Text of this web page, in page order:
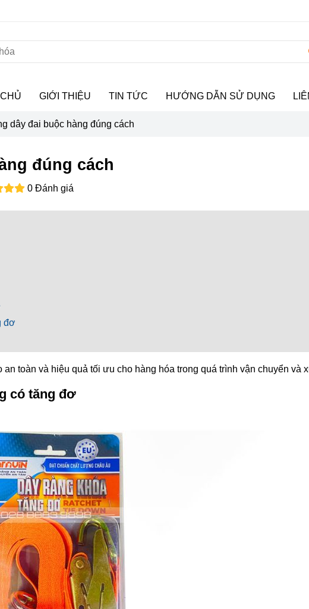
GIỚI THIỆU TIN TỨC HƯỚNG DẪN SỬ DỤNG
dây đai buộc hàng đúng cách
đúng cách
0 Đánh giá
đơ
toàn và hiệu quả tối ưu cho hàng hóa trong quá trình vận chuyển và
có tăng đơ